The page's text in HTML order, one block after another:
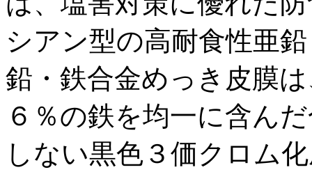
シアン型の高耐食性亜
鉛・鉄合金めっき皮膜
６％の鉄を均一に含ん
しない黒色３価クロム